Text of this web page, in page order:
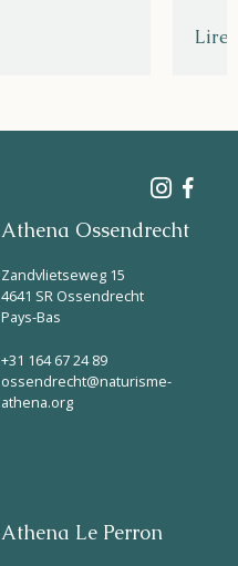
Lire
Athena Ossendrecht
Zandvlietseweg 15
4641 SR Ossendrecht
Pays-Bas
+31 164 67 24 89
ossendrecht@naturisme-
athena.org
Athena Le Perron